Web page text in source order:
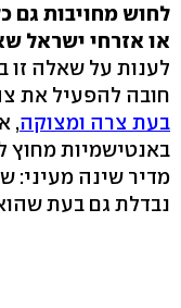
לחוש מחויבות גם
או אזרחי ישראל
לענות על שאלה זו
חובה להפעיל את
בעת צרה ומצוקה,
באנטישמיות מחוץ
מדיר שינה מעיני:
נבדלת גם בעת